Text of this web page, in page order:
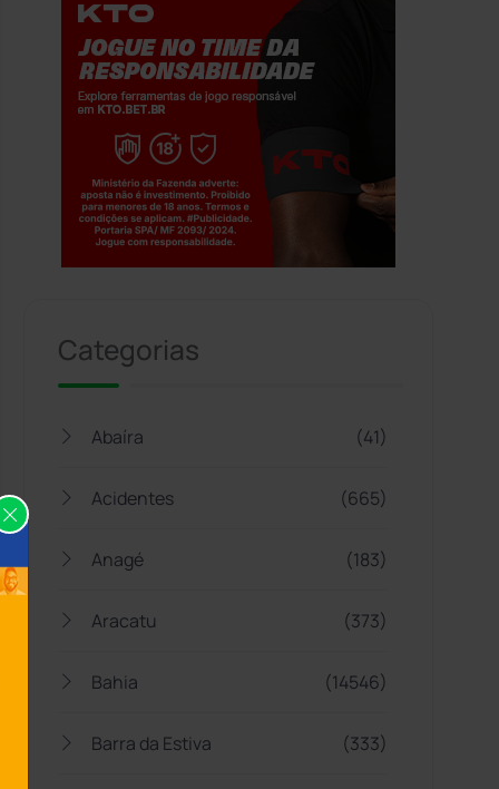
Categorias
Abaíra (41)
Acidentes (665)
Anagé (183)
Aracatu (373)
Bahia (14546)
Barra da Estiva (333)